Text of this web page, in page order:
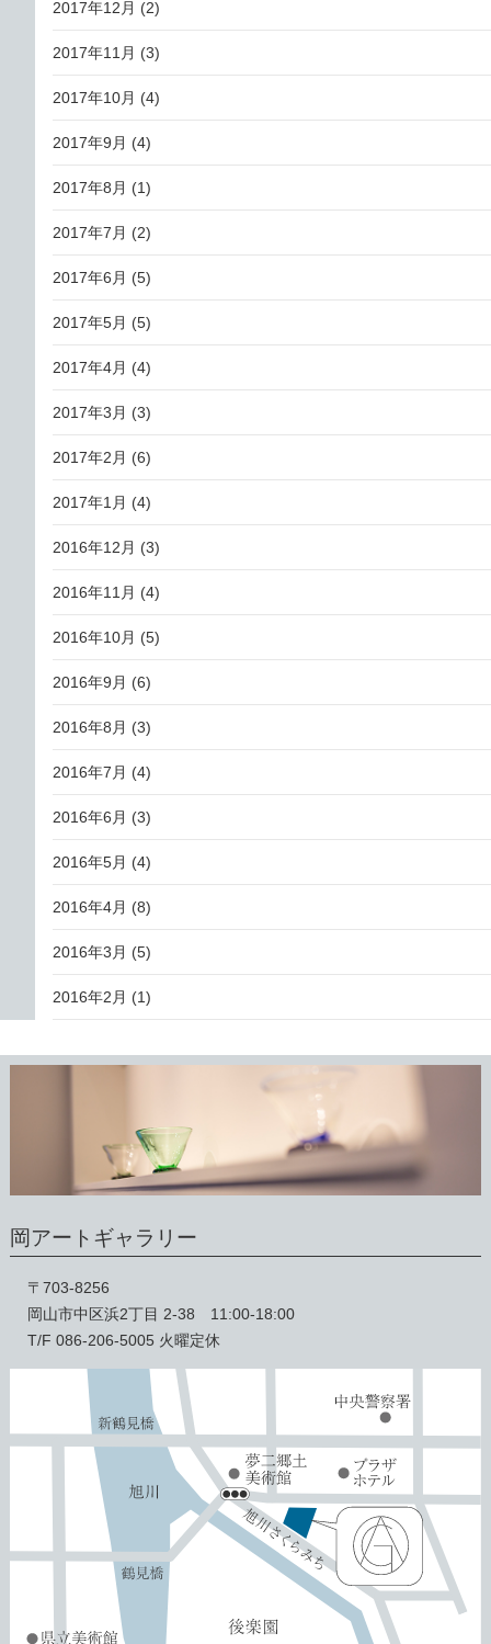
2017年12月 (2)
2017年11月 (3)
2017年10月 (4)
2017年9月 (4)
2017年8月 (1)
2017年7月 (2)
2017年6月 (5)
2017年5月 (5)
2017年4月 (4)
2017年3月 (3)
2017年2月 (6)
2017年1月 (4)
2016年12月 (3)
2016年11月 (4)
2016年10月 (5)
2016年9月 (6)
2016年8月 (3)
2016年7月 (4)
2016年6月 (3)
2016年5月 (4)
2016年4月 (8)
2016年3月 (5)
2016年2月 (1)
岡アートギャラリー
〒703-8256
岡山市中区浜2丁目 2-38 11:00-18:00
T/F 086-206-5005 火曜定休